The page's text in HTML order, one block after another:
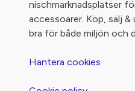
nischmarknadsplatser
accessoarer. Köp, sälj
bra för både miljön och
Hantera cookies